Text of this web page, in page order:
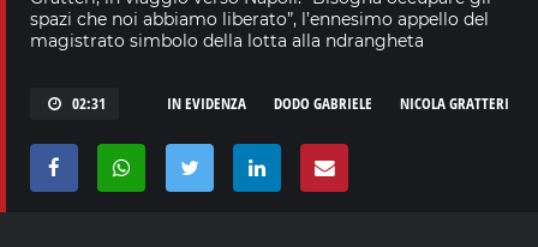
spazi che noi abbiamo liberato”, l’ennesimo appello del
magistrato simbolo della lotta alla ndrangheta
02:31 NICOLA GRATTERI
DODO GABRIELE
IN EVIDENZA